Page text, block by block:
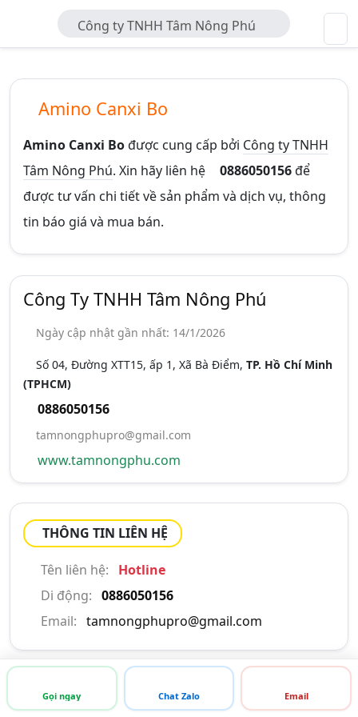
Công ty TNHH Tâm Nông Phú
Amino Canxi Bo
Amino Canxi Bođược cung cấp bởi Công ty TNHH
Tâm Nông Phú. Xin hãy liên hệ 0886050156để
được tư vấn chi tiết về sản phẩm và dịch vụ, thông
tin báo giá và mua bán.
Công Ty TNHH Tâm Nông Phú
Ngày cập nhật gần nhất: 14/1/2026
Số 04, Đường XTT15, ấp 1, Xã Bà Điểm, TP. Hồ Chí Minh
(TPHCM)
0886050156
tamnongphupro@gmail.com
www.tamnongphu.com
THÔNG TIN LIÊN HỆ
Tên liên hệ:
Hotline
Di động: 0886050156
Email: tamnongphupro@gmail.com
XEM SẢN PHẨM VÀ DỊCH VỤ KHÁC
Gọi ngay Chat Zalo Email